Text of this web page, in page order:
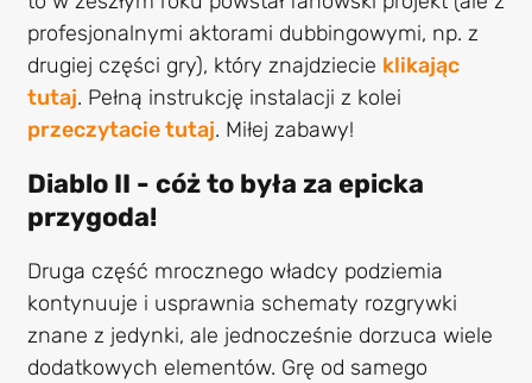
profesjonalnymi aktorami dubbingowymi, np. z
drugiej części gry), który znajdziecie klikając
tutaj. Pełną instrukcję instalacji z kolei
przeczytacie tutaj. Miłej zabawy!
Diablo II - cóż to była za epicka
przygoda!
Druga część mrocznego władcy podziemia
kontynuuje i usprawnia schematy rozgrywki
znane z jedynki, ale jednocześnie dorzuca wiele
dodatkowych elementów. Grę od samego